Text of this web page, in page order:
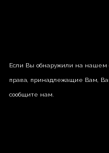
Если Вы обнаружили на нашем
права, принадлежащие Вам,
сообщите нам.